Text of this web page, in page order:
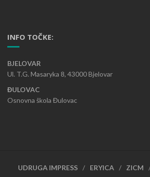
INFO TOČKE:
BJELOVAR
Ul. T.G. Masaryka 8, 43000 Bjelovar
ĐULOVAC
Osnovna škola Đulovac
UDRUGA IMPRESS ERYICA ZICM